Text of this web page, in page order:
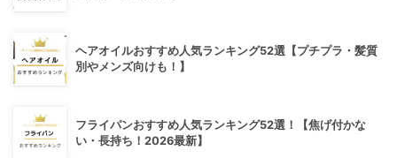
ヘアオイルおすすめ人気ランキング52選【プチプラ・髪質
別やメンズ向けも！】
フライパンおすすめ人気ランキング52選！【焦げ付かな
い・長持ち！2026最新】